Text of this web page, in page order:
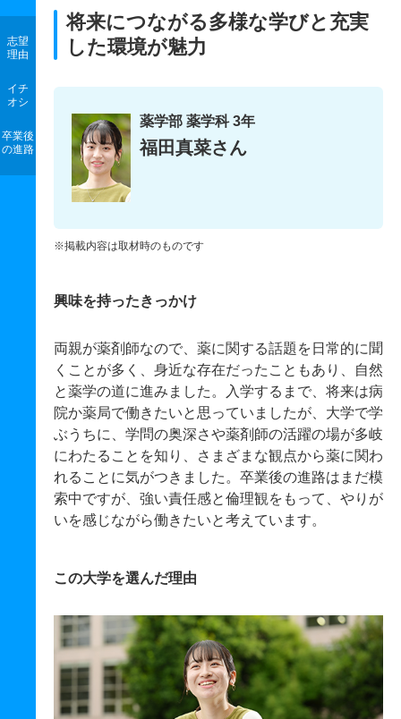
志望
理由
イチ
オシ
卒業後
の進路
将来につながる多様な学びと充実
した環境が魅力
薬学部 薬学科 3年
福田真菜さん
※掲載内容は取材時のものです
興味を持ったきっかけ
両親が薬剤師なので、薬に関する話題を日常的に聞
くことが多く、身近な存在だったこともあり、自然
と薬学の道に進みました。入学するまで、将来は病
院か薬局で働きたいと思っていましたが、大学で学
ぶうちに、学問の奥深さや薬剤師の活躍の場が多岐
にわたることを知り、さまざまな観点から薬に関わ
れることに気がつきました。卒業後の進路はまだ模
索中ですが、強い責任感と倫理観をもって、やりが
いを感じながら働きたいと考えています。
この大学を選んだ理由